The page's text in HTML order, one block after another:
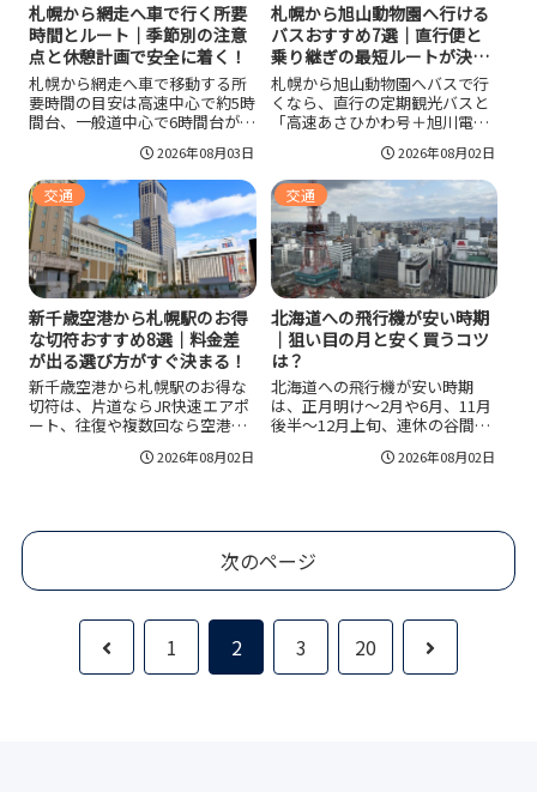
札幌から網走へ車で行く所要
時間とルート｜季節別の注意
点と休憩計画で安全に着く！
札幌から網走へ車で移動する所
要時間の目安は高速中心で約5時
間台、一般道中心で6時間台が起
前後します。札幌から網走へ車
で行く際は、幹線道路中心で迷
いにくいルートを選び、1.5〜2
時間ごとの休憩を前提に計画す
ると安全です。冬は装備と道路
情報の確認、夜間回避が鍵で、
到着後の動線まで単純化してお
くと疲労と判断ミスを減らせま
す。
2026年08月03日
札幌から旭山動物園へ行ける
バスおすすめ7選｜直行便と
乗り継ぎの最短ルートが決ま
る！
札幌から旭山動物園へバスで行
くなら、直行の定期観光バスと
「高速あさひかわ号＋旭川電気
運行日・料金・時刻表・冬期開
園時間を公式情報で確認し、到
着目標を開園時刻から逆算すれ
ば日帰りでも滞在時間を確保で
きます。子連れは乗り換え回数
を減らし、冬は遅延前提で早め
の便を選ぶのが安心です。
2026年08月02日
交通
新千歳空港から札幌駅のお得
な切符おすすめ8選｜料金差
が出る選び方がすぐ決まる！
新千歳空港から札幌駅のお得な
切符は、片道ならJR快速エアポ
ート、往復や複数回なら空港連
です。混雑日や大荷物ならuシー
ことがあるため、公式情報で所
要時間・料金目安・対象路線を
確認して最適な一枚を選びまし
ょう。
2026年08月02日
交通
北海道への飛行機が安い時期
｜狙い目の月と安く買うコツ
は？
北海道への飛行機が安い時期
は、正月明け〜2月や6月、11月
後半〜12月上旬、連休の谷間が
を軸に相場を見つつ、繁忙期は
やLCCの追加料金まで含めて総
づけます。
2026年08月02日
次のページ
前
1 2 3 20
次